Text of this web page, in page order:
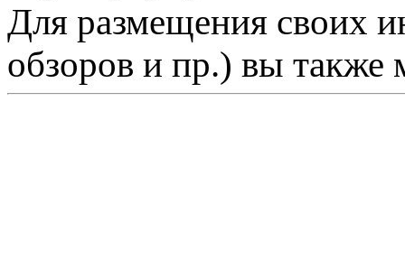
Для размещения своих
обзоров и пр.) вы также